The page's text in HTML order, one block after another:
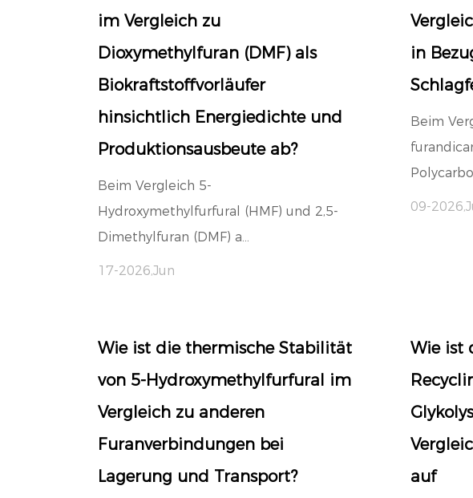
im Vergleich zu
Dioxymethylfuran (DMF) als
Biokraftstoffvorläufer
hinsichtlich Energiedichte und
Produktionsausbeute ab?
Beim Vergleich 5-
Hydroxymethylfurfural (HMF) und 2,5-
Dimethylfuran (DMF) a...
17-2026,Jun
in
Beim
09-
Wie ist die thermische Stabilität
von 5-Hydroxymethylfurfural im
Vergleich zu anderen
Furanverbindungen bei
Lagerung und Transport?
Wie ist
auf